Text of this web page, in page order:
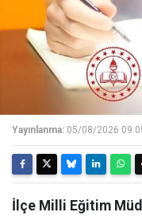
Yayınlanma: 05/08/2026
İlçe Milli Eğitim